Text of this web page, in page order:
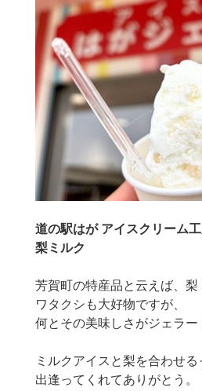
道の駅はが アイスクリーム
梨ミルク
芳賀町の特産品と云えば、梨
ワタクシも大好物ですが、
何とその美味しさがジェラー
ミルクアイスと梨を合わせる
出逢ってくれてありがとう。